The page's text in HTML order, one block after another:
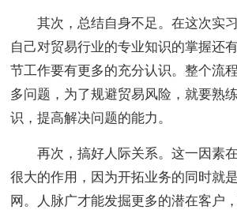
其次，总结自身不足。在这次实
自己对贸易行业的专业知识的掌握还
节工作要有更多的充分认识。整个流
多问题，为了规避贸易风险，就要熟
识，提高解决问题的能力。
再次，搞好人际关系。这一因素
很大的作用，因为开拓业务的同时就
网。人脉广才能发掘更多的潜在客户